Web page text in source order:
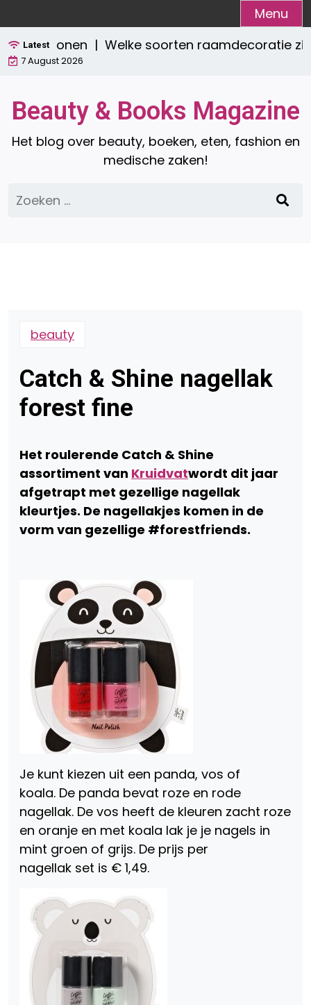
naar
de
inhoud
Menu
Latest
wonen |Welke soorten raamdecoratie zijn
7 August 2026
Beauty & Books Magazine
Het blog over beauty, boeken, eten, fashion en
medische zaken!
Zoeken
naar:
beauty
Catch & Shine nagellak
forest fine
Het roulerende Catch & Shine
assortiment van Kruidvatwordt dit jaar
afgetrapt met gezellige nagellak
kleurtjes. De nagellakjes komen in de
vorm van gezellige #forestfriends.
Je kunt kiezen uit een panda, vos of
koala. De panda bevat roze en rode
nagellak. De vos heeft de kleuren zacht roze
en oranje en met koala lak je je nagels in
mint groen of grijs. De prijs per
nagellak set is € 1,49.